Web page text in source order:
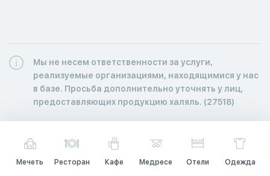
Мы не несем ответственности за услуги,
реализуемые организациями, находящимися у нас
в базе. Просьба дополнительно уточнять у лиц,
предоставляющих продукцию халяль. (27518)
Мечеть Ресторан Кафе Медресе Отели Одежда